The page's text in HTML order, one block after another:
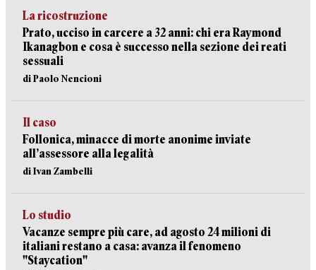
La ricostruzione
Prato, ucciso in carcere a 32 anni: chi era Raymond
Ikanagbon e cosa è successo nella sezione dei reati
sessuali
di Paolo Nencioni
Il caso
Follonica, minacce di morte anonime inviate
all’assessore alla legalità
di Ivan Zambelli
Lo studio
Vacanze sempre più care, ad agosto 24 milioni di
italiani restano a casa: avanza il fenomeno
"Staycation"